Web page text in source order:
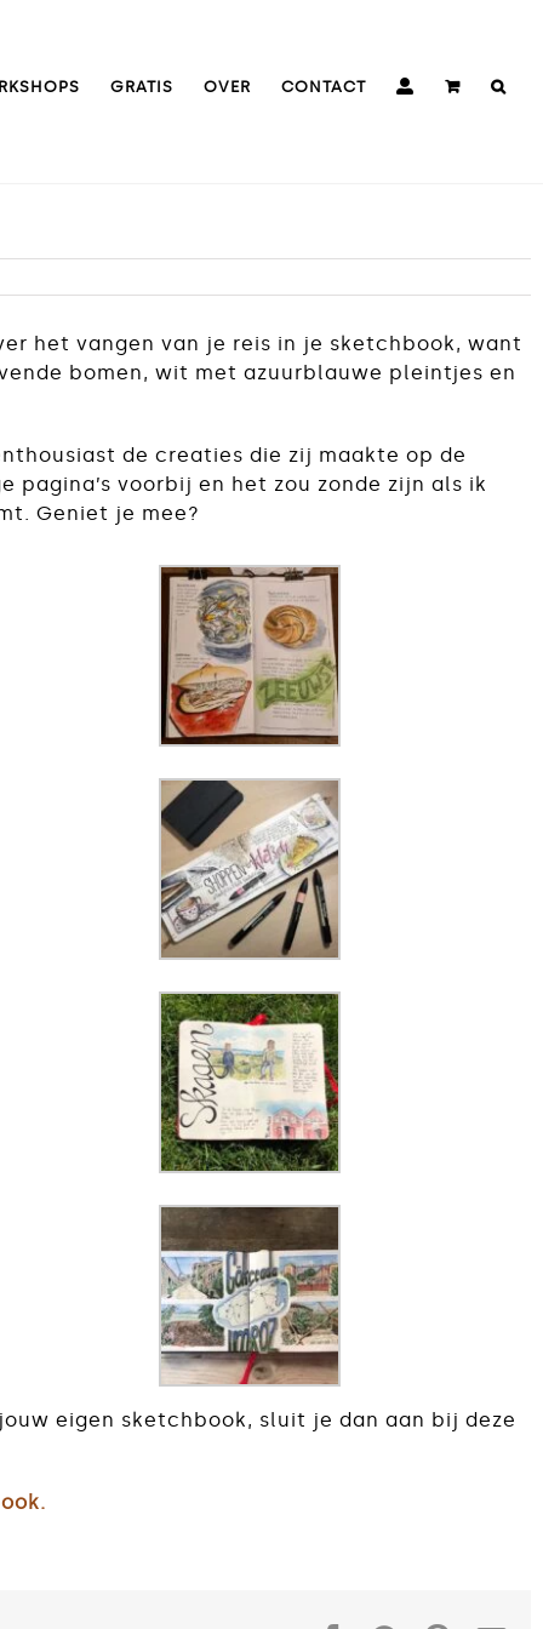
GRATIS OVER CONTACT
het vangen van je reis in je sketchbook, want
bomen, wit met azuurblauwe pleintjes en
de creaties die zij maakte op de
voorbij en het zou zonde zijn als ik
Geniet je mee?
eigen sketchbook, sluit je dan aan bij deze